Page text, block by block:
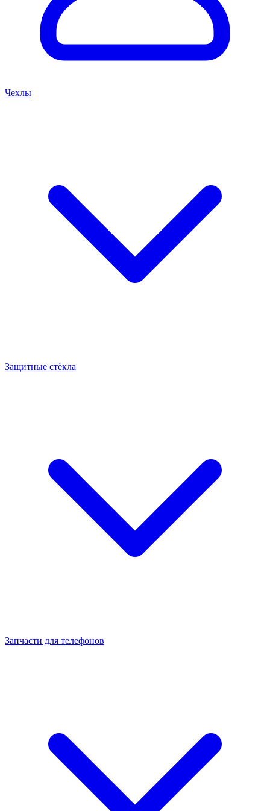
Чехлы
Защитные стёкла
Запчасти для телефонов